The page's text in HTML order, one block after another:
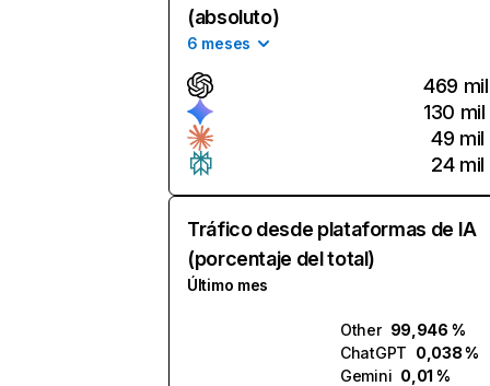
(absoluto)
6 meses
469 mil
130 mil
49 mil
24 mil
Tráfico desde plataformas de IA
(porcentaje del total)
Último mes
Other 99,946 %
ChatGPT 0,038 %
Gemini 0,01 %